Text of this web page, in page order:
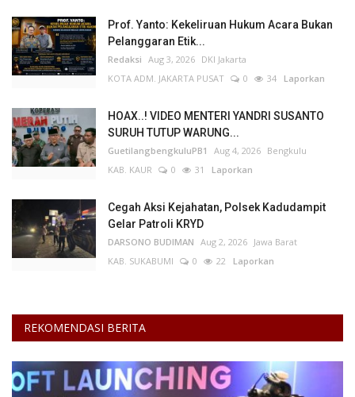
Prof. Yanto: Kekeliruan Hukum Acara Bukan
Pelanggaran Etik...
Redaksi Aug 3, 2026 DKI Jakarta
KOTA ADM. JAKARTA PUSAT
0 34 Laporkan
HOAX..! VIDEO MENTERI YANDRI SUSANTO
SURUH TUTUP WARUNG...
GuetilangbengkuluPB1 Aug 4, 2026 Bengkulu
KAB. KAUR
0 31 Laporkan
Cegah Aksi Kejahatan, Polsek Kadudampit
Gelar Patroli KRYD
DARSONO BUDIMAN Aug 2, 2026 Jawa Barat
KAB. SUKABUMI
0 22 Laporkan
REKOMENDASI BERITA